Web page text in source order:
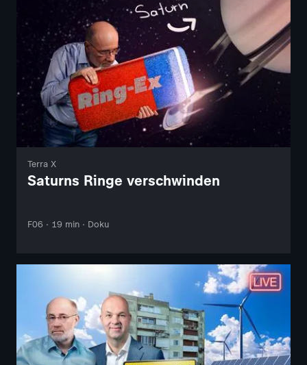
Terra X
Saturns Ringe verschwinden
F06 · 19 min · Doku